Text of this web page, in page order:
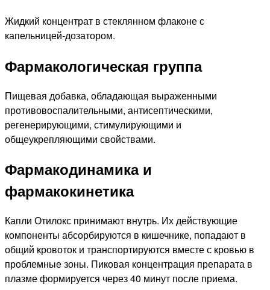
Жидкий концентрат в стеклянном флаконе с
капельницей-дозатором.
Фармакологическая группа
Пищевая добавка, обладающая выраженными
противовоспалительными, антисептическими,
регенерирующими, стимулирующими и
общеукрепляющими свойствами.
Фармакодинамика и
фармакокинетика
Капли Отилокс принимают внутрь. Их действующие
компоненты абсорбируются в кишечнике, попадают в
общий кровоток и транспортируются вместе с кровью в
проблемные зоны. Пиковая концентрация препарата в
плазме формируется через 40 минут после приема.